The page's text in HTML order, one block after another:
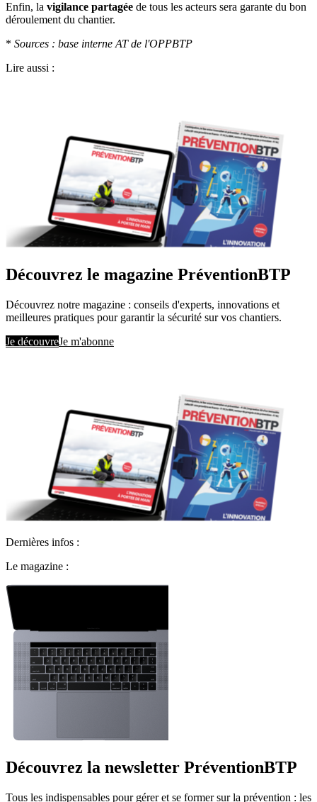
Enfin, la vigilance partagée de tous les acteurs sera garante du bon
déroulement du chantier.
* Sources : base interne AT de l'OPPBTP
Lire aussi :
Découvrez le magazine PréventionBTP
Découvrez notre magazine : conseils d'experts, innovations et
meilleures pratiques pour garantir la sécurité sur vos chantiers.
Je découvreJe m'abonne
Dernières infos :
Le magazine :
Découvrez la newsletter PréventionBTP
Tous les indispensables pour gérer et se former sur la prévention : les